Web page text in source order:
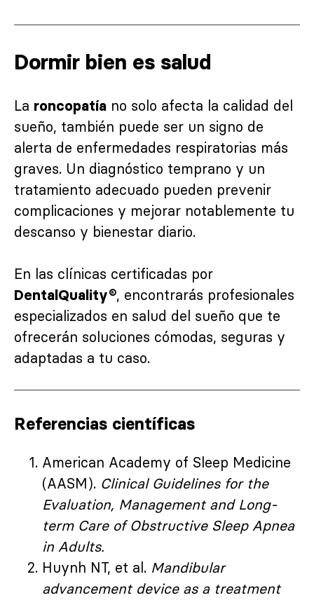
Dormir bien es salud
La roncopatía no solo afecta la calidad del
sueño, también puede ser un signo de
alerta de enfermedades respiratorias más
graves. Un diagnóstico temprano y un
tratamiento adecuado pueden prevenir
complicaciones y mejorar notablemente tu
descanso y bienestar diario.
En las clínicas certificadas por
DentalQuality®, encontrarás profesionales
especializados en salud del sueño que te
ofrecerán soluciones cómodas, seguras y
adaptadas a tu caso.
Referencias científicas
American Academy of Sleep Medicine
(AASM). Clinical Guidelines for the
Evaluation, Management and Long-
term Care of Obstructive Sleep Apnea
in Adults.
Huynh NT, et al. Mandibular
advancement device as a treatment